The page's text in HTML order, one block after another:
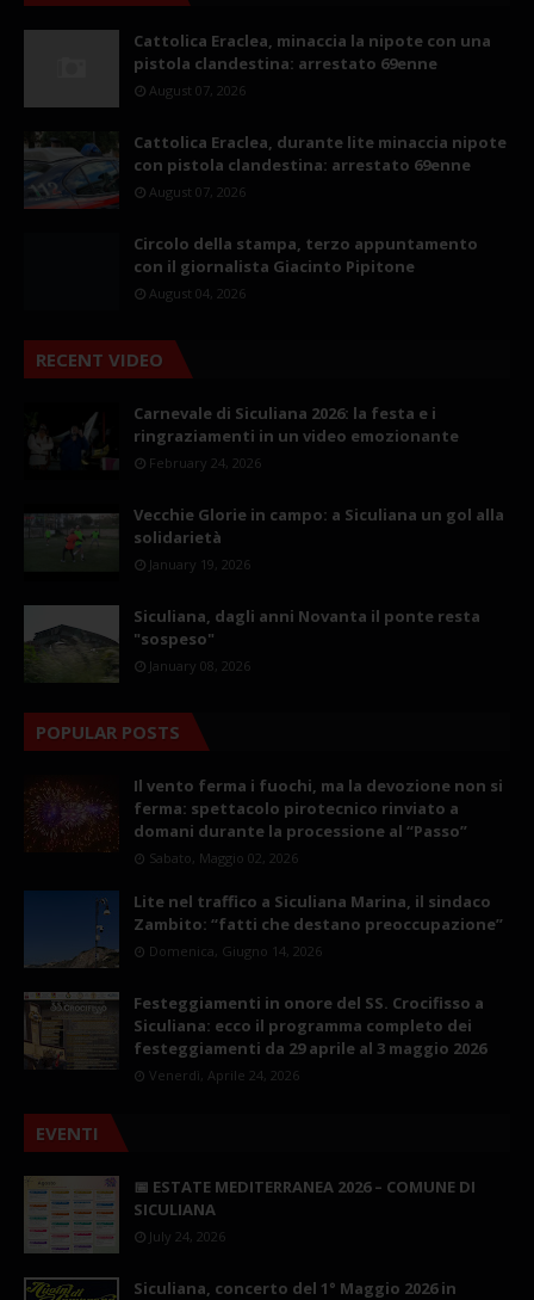
Cattolica Eraclea, minaccia la nipote con una
pistola clandestina: arrestato 69enne
August 07, 2026
Cattolica Eraclea, durante lite minaccia nipote
con pistola clandestina: arrestato 69enne
August 07, 2026
Circolo della stampa, terzo appuntamento
con il giornalista Giacinto Pipitone
August 04, 2026
RECENT VIDEO
Carnevale di Siculiana 2026: la festa e i
ringraziamenti in un video emozionante
February 24, 2026
Vecchie Glorie in campo: a Siculiana un gol alla
solidarietà
January 19, 2026
Siculiana, dagli anni Novanta il ponte resta
"sospeso"
January 08, 2026
POPULAR POSTS
Il vento ferma i fuochi, ma la devozione non si
ferma: spettacolo pirotecnico rinviato a
domani durante la processione al “Passo”
Sabato, Maggio 02, 2026
Lite nel traffico a Siculiana Marina, il sindaco
Zambito: “fatti che destano preoccupazione”
Domenica, Giugno 14, 2026
Festeggiamenti in onore del SS. Crocifisso a
Siculiana: ecco il programma completo dei
festeggiamenti da 29 aprile al 3 maggio 2026
Venerdì, Aprile 24, 2026
EVENTI
📅 ESTATE MEDITERRANEA 2026 – COMUNE DI
SICULIANA
July 24, 2026
Siculiana, concerto del 1° Maggio 2026 in